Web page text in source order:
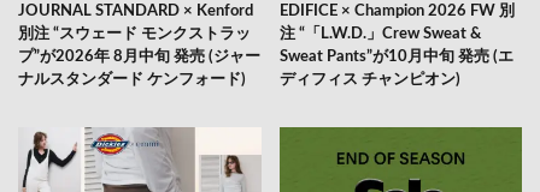
JOURNAL STANDARD × Kenford
別注 “スウェード モンクストラッ
プ”が2026年 8月中旬 発売 (ジャー
ナルスタンダード ケンフォード)
EDIFICE × Champion 2026 FW 別
注 “「L.W.D.」Crew Sweat &
Sweat Pants”が10月中旬 発売 (エ
ディフィス チャンピオン)